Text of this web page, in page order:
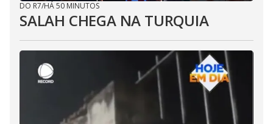
DO R7/HÁ 50 MINUTOS
SALAH CHEGA NA TURQUIA